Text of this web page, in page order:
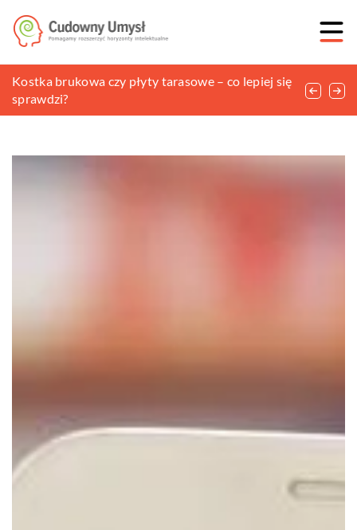
Jakie elementy w czasie użytkowania samochodu
mogą ulec uszkodzeniu?
Kostka brukowa czy płyty tarasowe – co lepiej się
sprawdzi?
Czym są testy psychometryczne i w jakim celu się
je wykonuje?